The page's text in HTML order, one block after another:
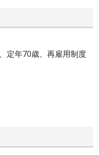
定年70歳、再雇用制度